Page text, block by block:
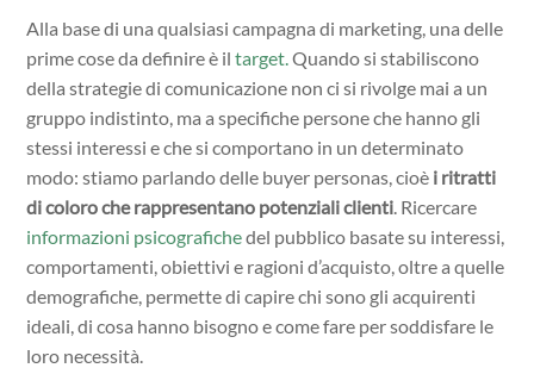
Alla base di una qualsiasi campagna di marketing, una delle
prime cose da definire è iltarget. Quando si stabiliscono
della strategie di comunicazione non ci si rivolge mai a un
gruppo indistinto, ma a specifiche persone che hanno gli
stessi interessi e che si comportano in un determinato
modo: stiamo parlando delle buyer personas, cioè i ritratti
di coloro che rappresentano potenziali clienti . Ricercare
informazioni psicografichedel pubblico basate su interessi,
comportamenti, obiettivi e ragioni d’acquisto, oltre a quelle
demografiche, permette di capire chi sono gli acquirenti
ideali, di cosa hanno bisogno e come fare per soddisfare le
loro necessità.